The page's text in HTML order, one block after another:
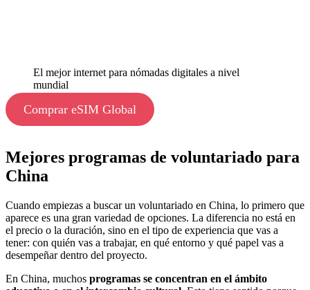
El mejor internet para nómadas digitales a nivel
mundial
Comprar eSIM Global
Mejores programas de voluntariado para
China
Cuando empiezas a buscar un voluntariado en China, lo primero que
aparece es una gran variedad de opciones. La diferencia no está en
el precio o la duración, sino en el tipo de experiencia que vas a
tener: con quién vas a trabajar, en qué entorno y qué papel vas a
desempeñar dentro del proyecto.
En China, muchos programas se concentran en el ámbito